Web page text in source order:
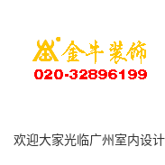
欢迎大家光临广州室内设